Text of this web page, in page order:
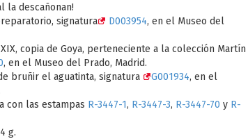
la descañonan!
signatura D003954, en el Museo del
copia de Goya, perteneciente a la colección Martín
, en el Museo del Prado, Madrid.
bruñir el aguatinta, signatura
G001934, en el
con las estampas R-3447-1, R-3447-3, R-3447-70 y R-
g.